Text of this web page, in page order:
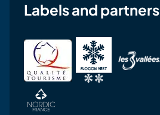
Labels and partners